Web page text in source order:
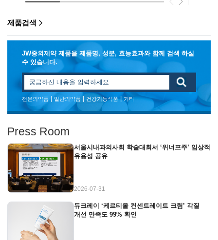
제품검색
JW중외제약 제품을 제품명, 성분, 효능효과와 함께 검색 하실
수 있습니다.
전문의약품 일반의약품 건강기능식품| 기타
Press Room
서울시내과의사회 학술대회서 ‘위너프주’ 임상적
유용성 공유
2026-07-31
듀크레이 ‘케르티올 컨센트레이트 크림’ 각질
개선 만족도 99% 확인